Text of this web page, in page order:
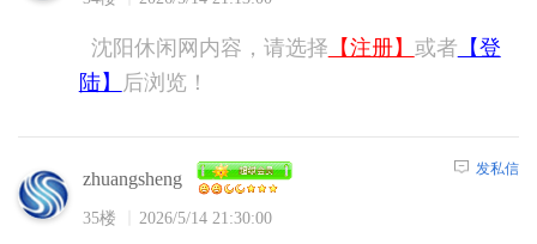
沈阳休闲网内容，请选择 【注册】 或者 【登
陆】
后浏览！
zhuangsheng
35楼 2026/5/14 21:30:00
发私信